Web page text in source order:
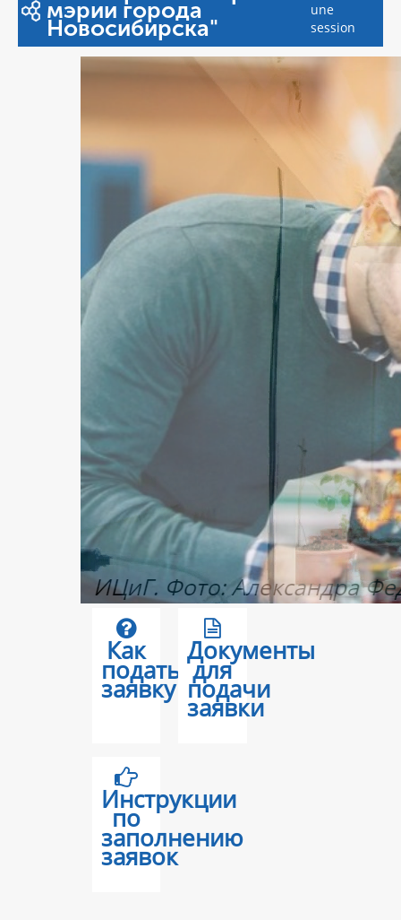
мэрии города
Новосибирска"
une
session
Как
подать
заявку
Документы
для
подачи
заявки
Инструкции
по
заполнению
заявок